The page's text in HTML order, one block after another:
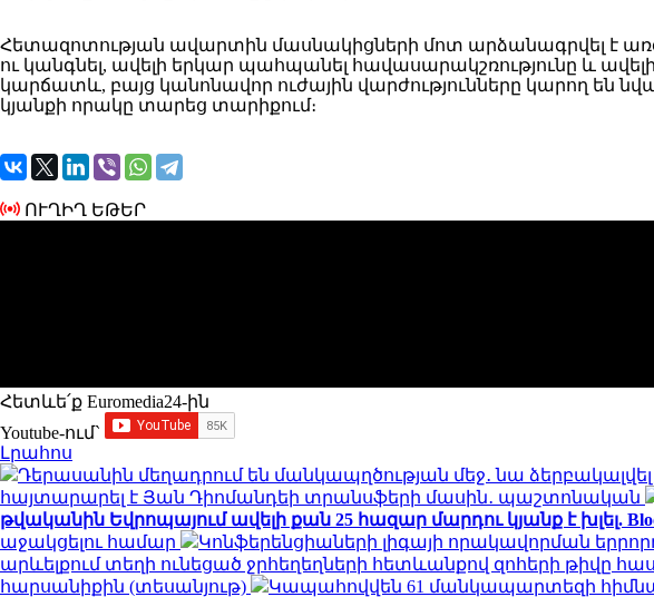
Հետազոտության ավարտին մասնակիցների մոտ արձանագրվել է
ու կանգնել, ավելի երկար պահպանել հավասարակշռությունը և
կարճատև, բայց կանոնավոր ուժային վարժությունները կարող են
կյանքի որակը տարեց տարիքում։
ՈՒՂԻՂ ԵԹԵՐ
Հետևե՛ք Euromedia24-ին
Youtube-ում`
Լրահոս
Դերասանին մեղադրում են մանկապղծության մեջ․ նա ձերբակալվել
հայտարարել է Յան Դիոմանդեի տրանսֆերի մասին․ պաշտոնական
թվականին Եվրոպայում ավելի քան 25 հազար մարդու կյանք է խլել.
աջակցելու համար
Կոնֆերենցիաների լիգայի որակավորման
արևելքում տեղի ունեցած ջրհեղեղների հետևանքով զոհերի թիվը
հարսանիքին (տեսանյութ)
Կապահովվեն 61 մանկապարտեզի